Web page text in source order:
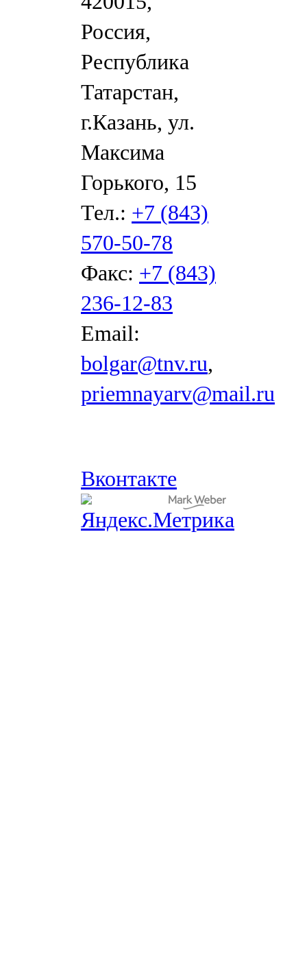
Россия,
Республика
Татарстан,
г.Казань, ул.
Максима
Горького, 15
Тел.: +7 (843)
570-50-78
Факс: +7 (843)
236-12-83
Email:
bolgar@tnv.ru,
priemnayarv@mail.ru
Вконтакте